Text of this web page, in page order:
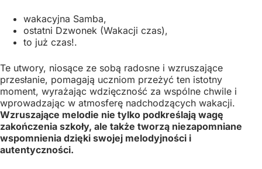
wakacyjna Samba,
ostatni Dzwonek (Wakacji czas),
to już czas!.
Te utwory, niosące ze sobą radosne i wzruszające
przesłanie, pomagają uczniom przeżyć ten istotny
moment, wyrażając wdzięczność za wspólne chwile i
wprowadzając w atmosferę nadchodzących wakacji.
Wzruszające melodie nie tylko podkreślają wagę
zakończenia szkoły, ale także tworzą niezapomniane
wspomnienia dzięki swojej melodyjności i
autentyczności.